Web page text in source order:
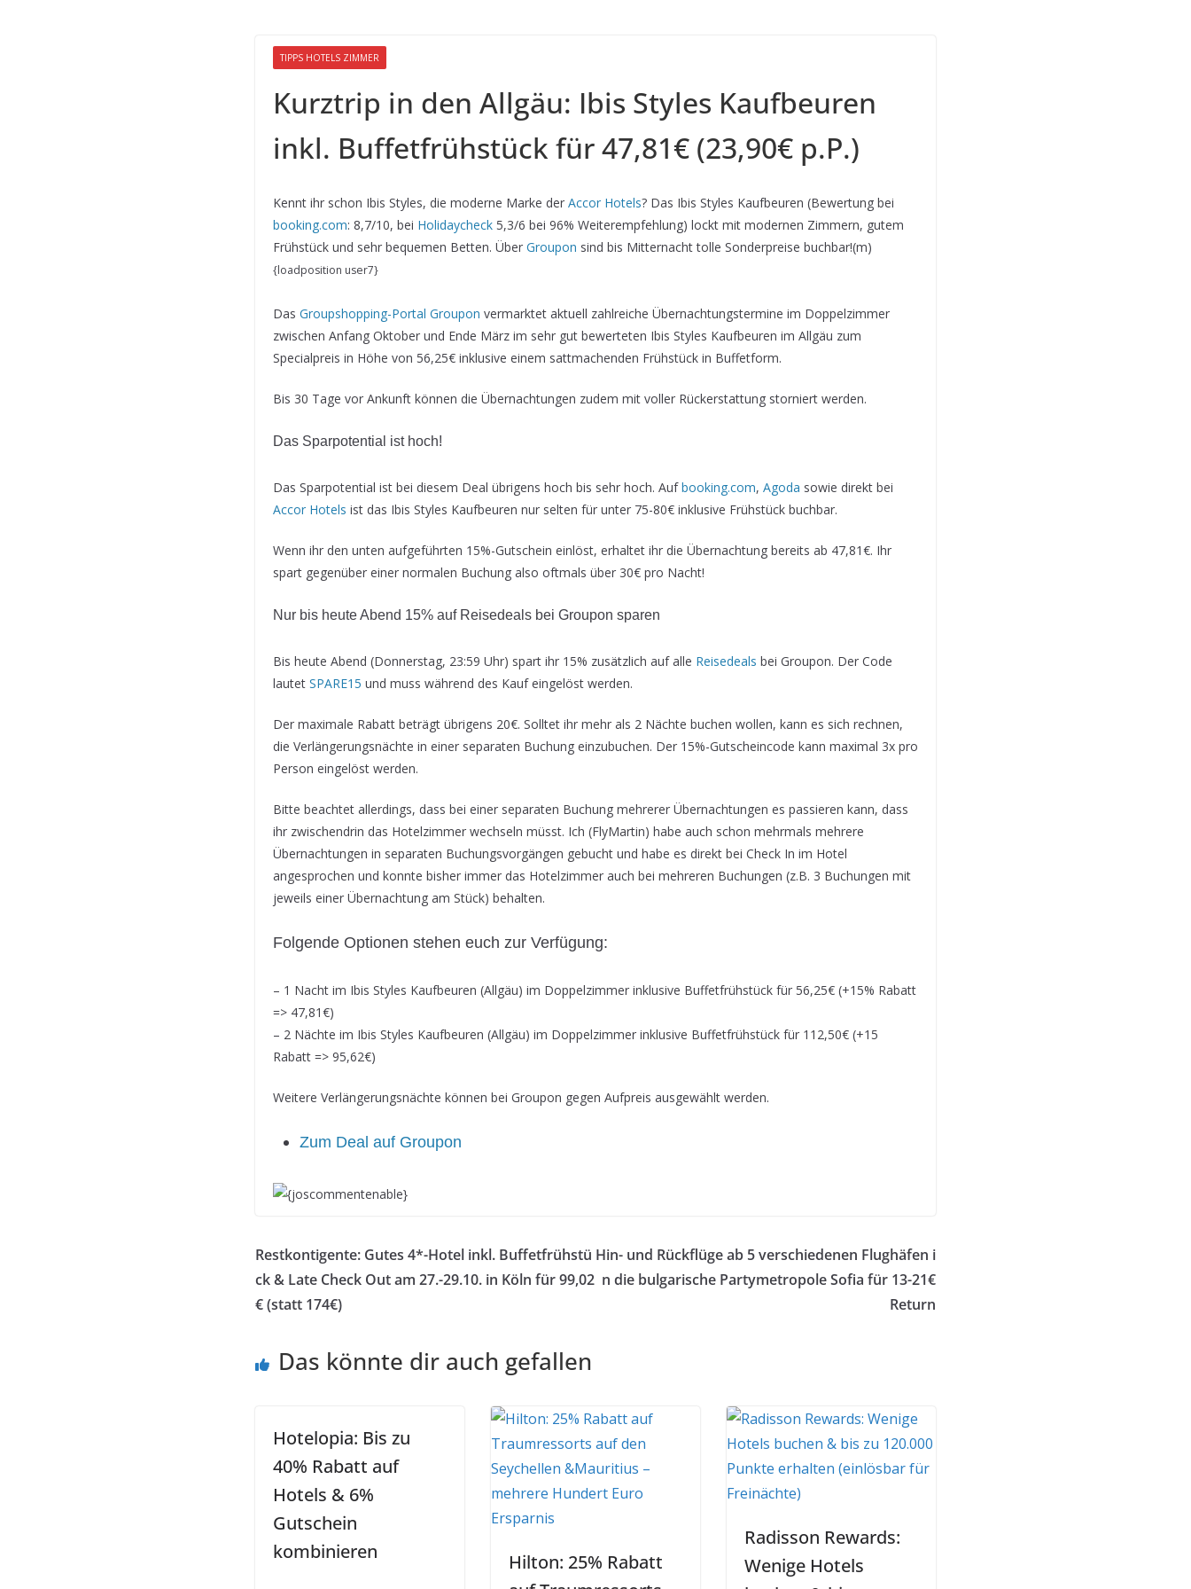
TIPPS HOTELS ZIMMER
Kurztrip in den Allgäu: Ibis Styles Kaufbeuren
inkl. Buffetfrühstück für 47,81€ (23,90€ p.P.)
Kennt ihr schon Ibis Styles, die moderne Marke der Accor Hotels? Das Ibis Styles Kaufbeuren (Bewertung bei
booking.com: 8,7/10, bei Holidaycheck 5,3/6 bei 96% Weiterempfehlung) lockt mit modernen Zimmern, gutem
Frühstück und sehr bequemen Betten. Über Groupon sind bis Mitternacht tolle Sonderpreise buchbar!(m)
{loadposition user7}
Das Groupshopping-Portal Groupon vermarktet aktuell zahlreiche Übernachtungstermine im Doppelzimmer
zwischen Anfang Oktober und Ende März im sehr gut bewerteten Ibis Styles Kaufbeuren im Allgäu zum
Specialpreis in Höhe von 56,25€ inklusive einem sattmachenden Frühstück in Buffetform.
Bis 30 Tage vor Ankunft können die Übernachtungen zudem mit voller Rückerstattung storniert werden.
Das Sparpotential ist hoch!
Das Sparpotential ist bei diesem Deal übrigens hoch bis sehr hoch. Aufbooking.com, Agoda sowie direkt bei
Accor Hotels ist das Ibis Styles Kaufbeuren nur selten für unter 75-80€ inklusive Frühstück buchbar.
Wenn ihr den unten aufgeführten 15%-Gutschein einlöst, erhaltet ihr die Übernachtung bereits ab 47,81€. Ihr
spart gegenüber einer normalen Buchung also oftmals über 30€ pro Nacht!
Nur bis heute Abend 15% auf Reisedeals bei Groupon sparen
Bis heute Abend (Donnerstag, 23:59 Uhr) spart ihr 15% zusätzlich auf alle Reisedeals bei Groupon. Der Code
lautet SPARE15 und muss während des Kauf eingelöst werden.
Der maximale Rabatt beträgt übrigens 20€. Solltet ihr mehr als 2 Nächte buchen wollen, kann es sich rechnen,
die Verlängerungsnächte in einer separaten Buchung einzubuchen. Der 15%-Gutscheincode kann maximal 3x pro
Person eingelöst werden.
Bitte beachtet allerdings, dass bei einer separaten Buchung mehrerer Übernachtungen es passieren kann, dass
ihr zwischendrin das Hotelzimmer wechseln müsst. Ich (FlyMartin) habe auch schon mehrmals mehrere
Übernachtungen in separaten Buchungsvorgängen gebucht und habe es direkt bei Check In im Hotel
angesprochen und konnte bisher immer das Hotelzimmer auch bei mehreren Buchungen (z.B. 3 Buchungen mit
jeweils einer Übernachtung am Stück) behalten.
Folgende Optionen stehen euch zur Verfügung:
– 1 Nacht im Ibis Styles Kaufbeuren (Allgäu) im Doppelzimmer inklusive Buffetfrühstück für 56,25€ (+15% Rabatt
=> 47,81€)
– 2 Nächte im Ibis Styles Kaufbeuren (Allgäu) im Doppelzimmer inklusive Buffetfrühstück für 112,50€ (+15
Rabatt => 95,62€)
Weitere Verlängerungsnächte können bei Groupon gegen Aufpreis ausgewählt werden.
Zum Deal auf Groupon
{joscommentenable}
Restkontigente: Gutes 4*-Hotel inkl. Buffetfrühstü
ck & Late Check Out am 27.-29.10. in Köln für 99,02
€ (statt 174€)
Hin- und Rückflüge ab 5 verschiedenen Flughäfen i
n die bulgarische Partymetropole Sofia für 13-21€
Return
Das könnte dir auch gefallen
Hotelopia: Bis zu
40% Rabatt auf
Hotels & 6%
Gutschein
kombinieren
Hilton: 25% Rabatt
Radisson Rewards:
Wenige Hotels